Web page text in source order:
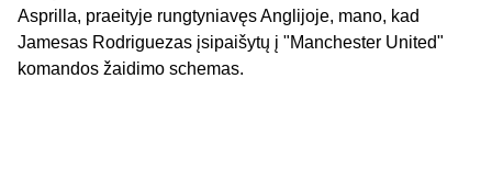
Asprilla, praeityje rungtyniavęs Anglijoje, mano, kad
Jamesas Rodriguezas įsipaišytų į "Manchester United"
komandos žaidimo schemas.